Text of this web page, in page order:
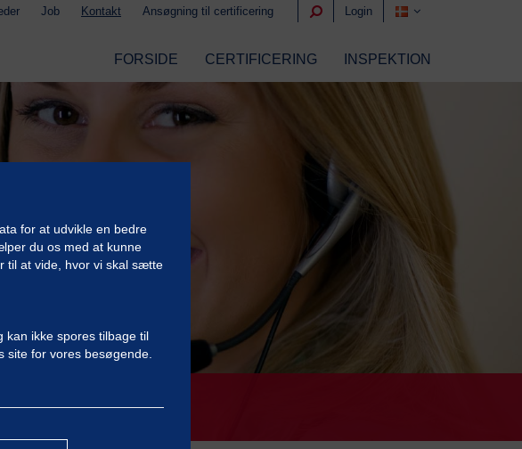
Job Kontakt Ansøgning til certificering Login
FORSIDE CERTIFICERING INSPEKTION
for at udvikle en bedre
du os med at kunne
til at vide, hvor vi skal sætte
kan ikke spores tilbage til
site for vores besøgende.